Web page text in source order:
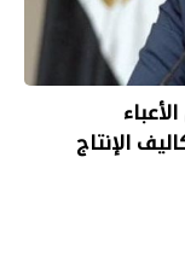
الإنتاج